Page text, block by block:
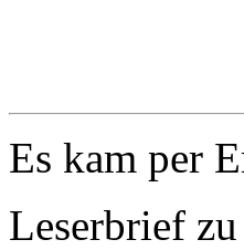
Es kam per
Leserbrief zu